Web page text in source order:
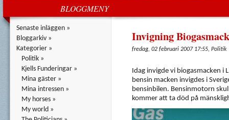
BLOGGMENY
Senaste inläggen »
Bloggarkiv »
Kategorier »
Politik »
Kjells Funderingar »
Mina gäster »
Mina intressen »
My horses »
My world »
Invigning
fredag, 02 februari 2007 17:55, Politik
Idag invigde vi biogasmacken i
bensin macken invigdes i
bensinbilen. Bensinmotorn
kommer att ta död på